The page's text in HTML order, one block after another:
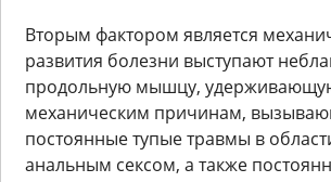
Вторым фактором является
развития болезни выступают
продольную мышцу,
механическим причинам,
постоянные тупые травмы в
анальным сексом, а также